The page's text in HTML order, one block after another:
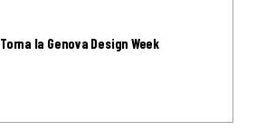
Torna la Genova Design Week